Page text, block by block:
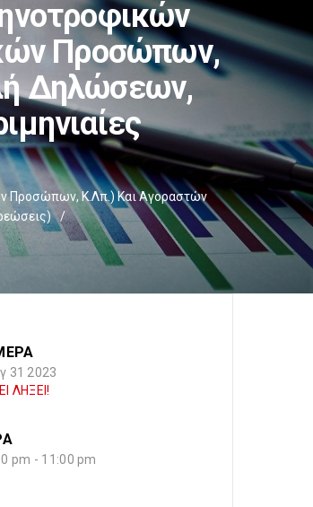
Προσώπων,
Δηλώσεων,
Προσώπων, Κ.λπ.) Και Αγοραστών
/
31 2023
ΛΗΞΕΙ!
pm - 11:00 pm